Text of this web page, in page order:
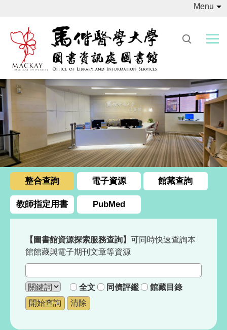
主
要
容
區
Menu
整合查詢 電子資源 館藏查詢
教師指定用書 PubMed
【圖書館資源探索服務查詢】 可同時快速查詢本
館館藏與電子期刊文章等資源
全文 同儕評鑑 館藏目錄